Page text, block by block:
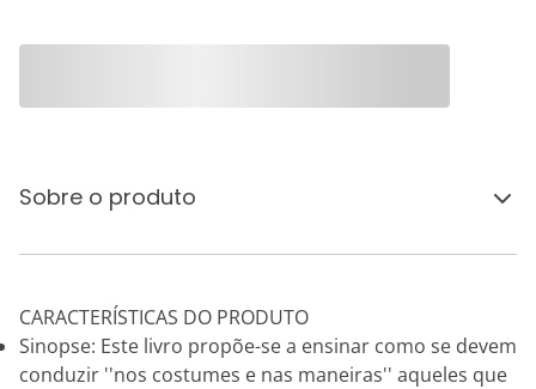
Sobre o produto
CARACTERÍSTICAS DO PRODUTO
Sinopse: Este livro propõe-se a ensinar como se devem
conduzir ''nos costumes e nas maneiras'' aqueles que